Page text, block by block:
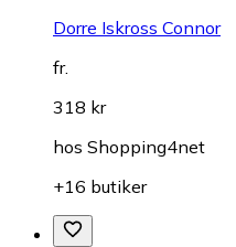
Dorre Iskross Connor
fr.
318 kr
hos Shopping4net
+16 butiker